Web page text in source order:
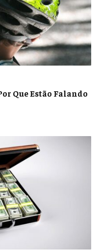
Que Estão Falando